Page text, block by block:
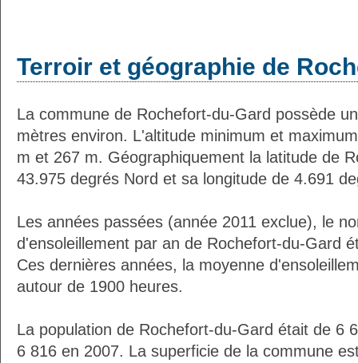
Terroir et géographie de
La commune de Rochefort-du-Gard possède
mètres environ. L'altitude minimum et
m et 267 m. Géographiquement la latitude de
43.975 degrés Nord et sa longitude de 4.691
Les années passées (année 2011 exclue), le
d'ensoleillement par an de Rochefort-du-Gard
Ces dernières années, la moyenne
autour de 1900 heures.
La population de Rochefort-du-Gard était de 6
6 816 en 2007. La superficie de la commune